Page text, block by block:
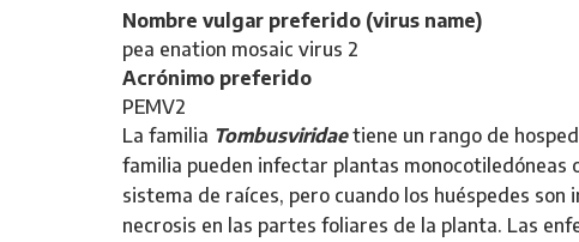
Nombre vulgar preferido (virus name)
pea enation mosaic virus 2
Acrónimo preferido
PEMV2
La familia Tombusviridaetiene un rango de
familia pueden infectar plantas monocotiledóneas
sistema de raíces, pero cuando los huéspedes
necrosis en las partes foliares de la planta. Las